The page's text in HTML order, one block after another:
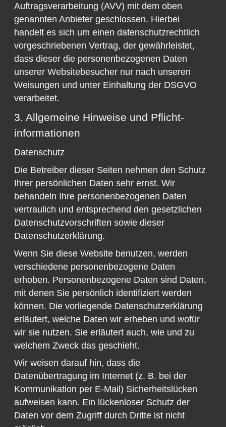
Auftragsverarbeitung (AVV) mit dem oben
genannten Anbieter geschlossen. Hierbei
handelt es sich um einen datenschutzrechtlich
vorgeschriebenen Vertrag, der gewährleistet,
dass dieser die personenbezogenen Daten
unserer Websitebesucher nur nach unseren
Weisungen und unter Einhaltung der DSGVO
verarbeitet.
3. Allgemeine Hinweise und Pflicht­
informationen
Datenschutz
Die Betreiber dieser Seiten nehmen den Schutz
Ihrer persönlichen Daten sehr ernst. Wir
behandeln Ihre personenbezogenen Daten
vertraulich und entsprechend den gesetzlichen
Datenschutzvorschriften sowie dieser
Datenschutzerklärung.
Wenn Sie diese Website benutzen, werden
verschiedene personenbezogene Daten
erhoben. Personenbezogene Daten sind Daten,
mit denen Sie persönlich identifiziert werden
können. Die vorliegende Datenschutzerklärung
erläutert, welche Daten wir erheben und wofür
wir sie nutzen. Sie erläutert auch, wie und zu
welchem Zweck das geschieht.
Wir weisen darauf hin, dass die
Datenübertragung im Internet (z. B. bei der
Kommunikation per E-Mail) Sicherheitslücken
aufweisen kann. Ein lückenloser Schutz der
Daten vor dem Zugriff durch Dritte ist nicht